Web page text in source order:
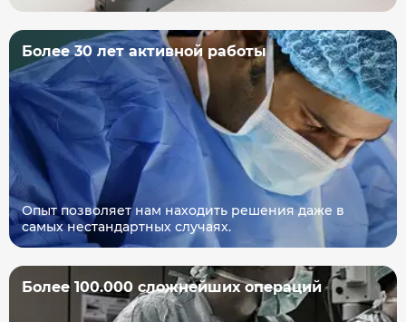
Более 30 лет активной работы
Опыт позволяет нам находить решения даже в
самых нестандартных случаях.
Более 100.000 сложнейших операций